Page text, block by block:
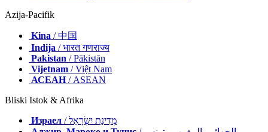
Azija-Pacifik
Kina / 中国
Indija / भारत गणराज्य
Pakistan / Pākistān
Vijetnam / Việt Nam
АСЕАН/ ASEAN
Bliski Istok & Afrika
Израел
/ מְדִינַת יִשְׂרָאֵל